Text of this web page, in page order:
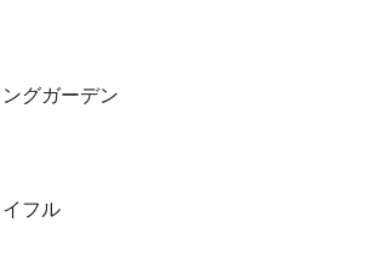
グガーデン
フル